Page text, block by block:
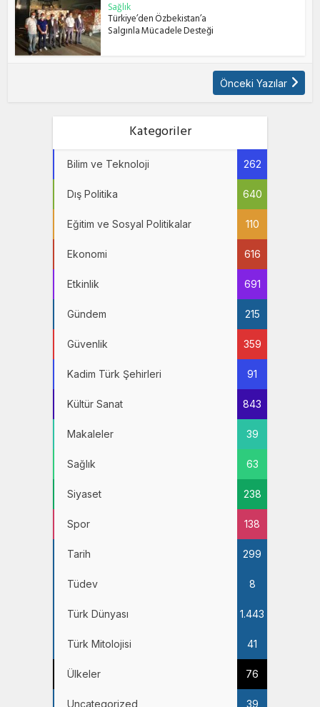
Sağlık
Türkiye’den Özbekistan’a
Salgınla Mücadele Desteği
Önceki Yazılar
Kategoriler
Bilim ve Teknoloji 262
Dış Politika 640
Eğitim ve Sosyal Politikalar 110
Ekonomi 616
Etkinlik 691
Gündem 215
Güvenlik 359
Kadim Türk Şehirleri 91
Kültür Sanat 843
Makaleler 39
Sağlık 63
Siyaset 238
Spor 138
Tarih 299
Tüdev 8
Türk Dünyası 1.443
Türk Mitolojisi 41
Ülkeler 76
Uncategorized 39